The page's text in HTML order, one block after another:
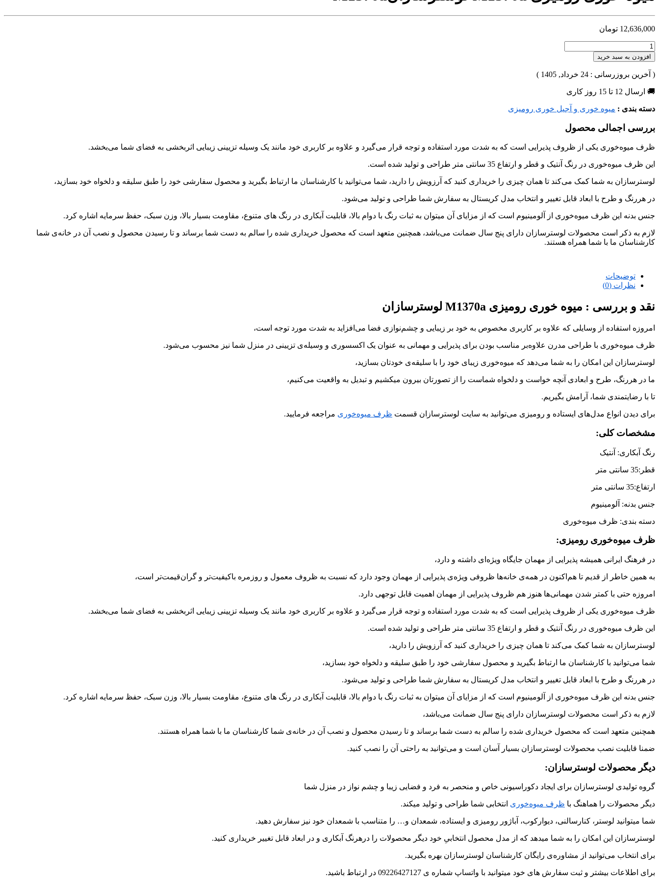
12,636,000 تومان
افزودن به سبد خرید
( آخرین بروزرسانی : 24 خرداد, 1405 )
🚚 ارسال 12 تا 15 روز کاری
دسته بندی : میوه خوری و آجیل خوری رومیزی
بررسی اجمالی محصول
ظرف میوه‌خوری یکی از ظروف پذیرایی است که به شدت مورد استفاده و توجه قرار می‌گیرد و علاوه بر کاربری خود مانند یک وسیله تزیینی زیبایی اثربخشی به فضای شما می‌بخشد.
این ظرف میوه‌خوری در رنگ آنتیک و قطر و ارتفاع 35 سانتی متر طراحی و تولید شده است.
لوسترسازان به شما کمک می‌کند تا همان چیزی را خریداری کنید که آرزویش را دارید، شما می‌توانید با کارشناسان ما ارتباط بگیرید و محصول سفارشی خود را طبق سلیقه و دلخواه خود بسازید،
در هررنگ و طرح با ابعاد قابل تغییر و انتخاب مدل کریستال به سفارش شما طراحی و تولید می‌شود.
جنس بدنه این ظرف میوه‌خوری از آلومینیوم است که از مزایای آن میتوان به ثبات رنگ با دوام بالا، قابلیت آبکاری در رنگ های متنوع، مقاومت بسیار بالا، وزن سبک، حفظ سرمایه اشاره کرد.
لازم به ذکر است محصولات لوسترسازان دارای پنج سال ضمانت می‌باشد، همچنین متعهد است که محصول خریداری شده را سالم به دست شما برساند و تا رسیدن محصول و نصب آن در خانه‌ی شما
کارشناسان ما با شما همراه هستند.
توضیحات
نظرات (0)
نقد و بررسی : میوه خوری رومیزی M1370a لوسترسازان
امروزه استفاده از وسایلی که علاوه بر کاربری مخصوص به خود بر زیبایی و چشم‌نوازی فضا می‌افزاید به شدت مورد توجه است،
ظرف میوه‌خوری با طراحی مدرن علاوه‌بر مناسب بودن برای پذیرایی و مهمانی به عنوان یک اکسسوری و وسیله‌ی تزیینی در منزل شما نیز محسوب می‌شود.
لوسترسازان این امکان را به شما می‌دهد که میوه‌خوری زیبای خود را با سلیقه‌ی خودتان بسازید،
ما در هررنگ، طرح و ابعادی آنچه خواست و دلخواه شماست را از تصورتان بیرون میکشیم و تبدیل به واقعیت می‌کنیم،
تا با رضایتمندی شما، آرامش بگیریم.
برای دیدن انواع مدل‌های ایستاده و رومیزی می‌توانید به سایت لوسترسازان قسمت ظرف میوه‌خوری مراجعه فرمایید.
مشخصات کلی:
رنگ آبکاری: آنتیک
قطر:35 سانتی متر
ارتفاع:35 سانتی متر
جنس بدنه: آلومینیوم
دسته بندی: ظرف میوه‌خوری
ظرف میوه‌خوری رومیزی:
در فرهنگ ایرانی همیشه پذیرایی از مهمان جایگاه ویژه‌ای داشته و دارد،
به همین خاطر از قدیم تا هم‌اکنون در همه‌ی خانه‌ها ظروفی ویژه‌ی پذیرایی از مهمان وجود دارد که نسبت به ظروف معمول و روزمره باکیفیت‌تر و گران‌قیمت‌تر است،
امروزه حتی با کمتر شدن مهمانی‌ها هنوز هم ظروف پذیرایی از مهمان اهمیت قابل توجهی دارد.
ظرف میوه‌خوری یکی از ظروف پذیرایی است که به شدت مورد استفاده و توجه قرار می‌گیرد و علاوه بر کاربری خود مانند یک وسیله تزیینی زیبایی اثربخشی به فضای شما می‌بخشد.
این ظرف میوه‌خوری در رنگ آنتیک و قطر و ارتفاع 35 سانتی متر طراحی و تولید شده است.
لوسترسازان به شما کمک می‌کند تا همان چیزی را خریداری کنید که آرزویش را دارید،
شما می‌توانید با کارشناسان ما ارتباط بگیرید و محصول سفارشی خود را طبق سلیقه و دلخواه خود بسازید،
در هررنگ و طرح با ابعاد قابل تغییر و انتخاب مدل کریستال به سفارش شما طراحی و تولید می‌شود.
جنس بدنه این ظرف میوه‌خوری از آلومینیوم است که از مزایای آن میتوان به ثبات رنگ با دوام بالا، قابلیت آبکاری در رنگ های متنوع، مقاومت بسیار بالا، وزن سبک، حفظ سرمایه اشاره کرد.
لازم به ذکر است محصولات لوسترسازان دارای پنج سال ضمانت می‌باشد،
همچنین متعهد است که محصول خریداری شده را سالم به دست شما برساند و تا رسیدن محصول و نصب آن در خانه‌ی شما کارشناسان ما با شما همراه هستند.
ضمنا قابلیت نصب محصولات لوسترسازان بسیار آسان است و می‌توانید به راحتی آن را نصب کنید.
دیگر محصولات لوسترسازان:
گروه تولیدی لوسترسازان برای ایجاد دکوراسیونی خاص و منحصر به فرد و فضایی زیبا و چشم نواز در منزل شما
دیگر محصولات را هماهنگ با ظرف میوه‌خوری انتخابی شما طراحی و تولید میکند.
شما میتوانید لوستر، کنارسالنی، دیوارکوب، آباژور رومیزی و ایستاده، شمعدان و… را متناسب با شمعدان خود نیز سفارش دهید.
لوسترسازان این امکان را به شما میدهد که از مدل محصول انتخابیِ خود دیگر محصولات را درهرنگ آبکاری و در ابعاد قابل تغییر خریداری کنید.
برای انتخاب می‌توانید از مشاوره‌ی رایگان کارشناسان لوسترسازان بهره بگیرید.
برای اطلاعات بیشتر و ثبت سفارش های خود میتوانید با واتساپ شماره ی 09226427127 در ارتباط باشید.